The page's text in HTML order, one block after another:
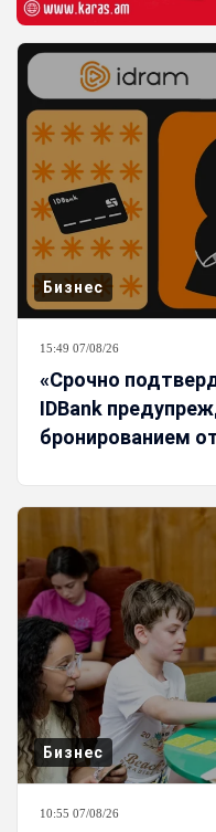
Бизнес
15:49 07/08/26
«Срочно
IDBank
бронированием
Бизнес
10:55 07/08/26